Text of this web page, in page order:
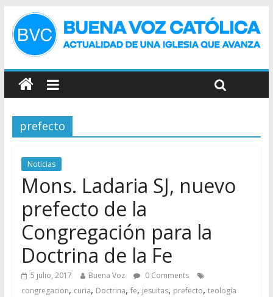
prefecto
Noticias
Mons. Ladaria SJ, nuevo
prefecto de la
Congregación para la
Doctrina de la Fe
5 julio, 2017 Buena Voz
0 Comments
congregacion, curia, Doctrina, fe, jesuitas, prefecto, teología